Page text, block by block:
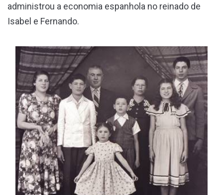
administrou a economia espanhola no reinado de
Isabel e Fernando.